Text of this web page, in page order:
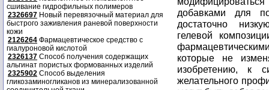
сшивание гидрофильных полимеров
2326697 Новый перевязочный материал для
быстрого заживления раневой поверхности
кожи
2126264 Фармацевтическое средство с
гиалуроновой кислотой
2326137 Способ получения содержащих
альгинат пористых формованных изделий
2325902 Способ выделения
гликозаминогликанов из минерализованной
добавками для
достаточно
гелевой
которые не
изобретению, к
желательного